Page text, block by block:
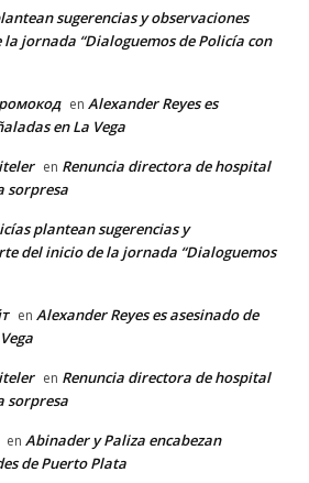
sugerencias y observaciones
jornada “Dialoguemos de Policía con
en Alexander Reyes es
en La Vega
en Renuncia directora de hospital
sorpresa
plantean sugerencias y
del inicio de la jornada “Dialoguemos
en Alexander Reyes es asesinado de
en Renuncia directora de hospital
sorpresa
en Abinader y Paliza encabezan
de Puerto Plata